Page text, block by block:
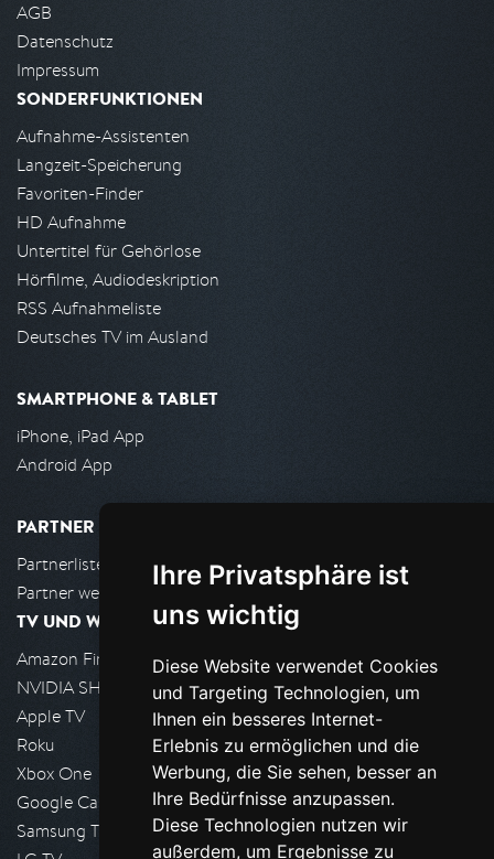
Ihre Privatsphäre ist
uns wichtig
Diese Website verwendet Cookies
und Targeting Technologien, um
Ihnen ein besseres Internet-
Erlebnis zu ermöglichen und die
Werbung, die Sie sehen, besser an
Ihre Bedürfnisse anzupassen.
Diese Technologien nutzen wir
außerdem, um Ergebnisse zu
AGB
Datenschutz
Impressum
SONDERFUNKTIONEN
Aufnahme-Assistenten
Langzeit-Speicherung
Favoriten-Finder
HD Aufnahme
Untertitel für Gehörlose
Hörfilme, Audiodeskription
RSS Aufnahmeliste
Deutsches TV im Ausland
SMARTPHONE & TABLET
iPhone, iPad App
Android App
PARTNER
Partnerliste
Partner werden
TV UND WOHNZIMMER
Amazon FireTV
NVIDIA SHIELD, Google TV
Apple TV
Roku
Xbox One
Google Cast
Samsung TV